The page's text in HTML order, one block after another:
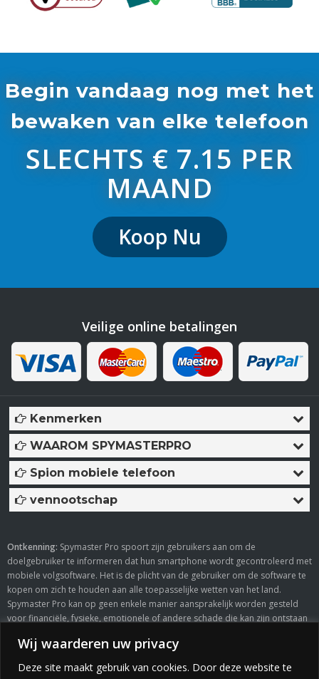
Wij waarderen uw privacy
Deze site maakt gebruik van cookies. Door deze website te
Begin vandaag nog met het
bewaken van elke telefoon
SLECHTS € 7.15 PER
MAAND
Koop Nu
Veilige online betalingen
Kenmerken
WAAROM SPYMASTERPRO
Spion mobiele telefoon
vennootschap
Ontkenning: Spymaster Pro spoort zijn gebruikers aan om de
doelgebruiker te informeren dat hun smartphone wordt gecontroleerd met
mobiele volgsoftware. Het is de plicht van de gebruiker om de software te
kopen om zich te houden aan alle toepasselijke wetten van het land.
Spymaster Pro kan op geen enkele manier aansprakelijk worden gesteld
voor financiële, fysieke, emotionele of andere schade die kan zijn ontstaan